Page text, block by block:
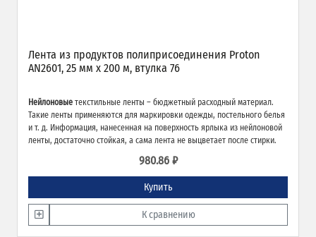
Лента из продуктов полиприсоединения Proton
AN2601, 25 мм х 200 м, втулка 76
Нейлоновые текстильные ленты – бюджетный расходный материал.
Такие ленты применяются для маркировки одежды, постельного белья
и т. д. Информация, нанесенная на поверхность ярлыка из нейлоновой
ленты, достаточно стойкая, а сама лента не выцветает после стирки.
980.86 ₽
Купить
К сравнению